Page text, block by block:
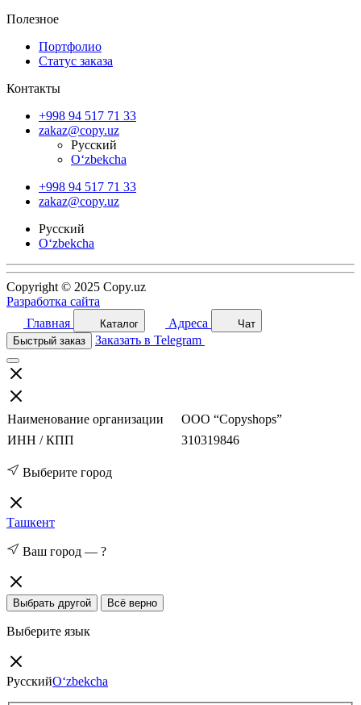
Полезное
Портфолио
Статус заказа
Контакты
+998 94 517 71 33
zakaz@copy.uz
Русский
O‘zbekcha
+998 94 517 71 33
zakaz@copy.uz
Русский
O‘zbekcha
Copyright © 2025 Copy.uz
Разработка сайта
Главная
Каталог Адреса
Чат
Быстрый заказ
Заказать в Telegram
Наименование организации
ООО “Copyshops”
ИНН / КПП
310319846
Выберите город
Ташкент
Ваш город — ?
Выбрать другой Всё верно
Выберите язык
РусскийO‘zbekcha